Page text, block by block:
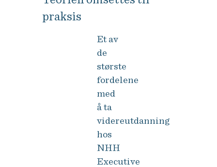
praksis
Et av
de
største
fordelene
med
å ta
videreutdanning
hos
NHH
Executive